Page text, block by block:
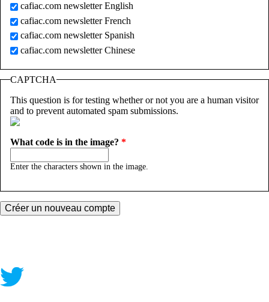
cafiac.com newsletter English
cafiac.com newsletter French
cafiac.com newsletter Spanish
cafiac.com newsletter Chinese
CAPTCHA
This question is for testing whether or not you are a human visitor
and to prevent automated spam submissions.
What code is in the image? *
Enter the characters shown in the image.